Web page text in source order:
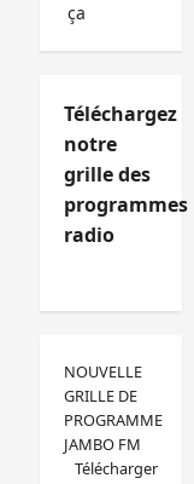
ça
Téléchargez
notre
grille des
programmes
radio
NOUVELLE
GRILLE DE
PROGRAMME
JAMBO FM
Télécharger